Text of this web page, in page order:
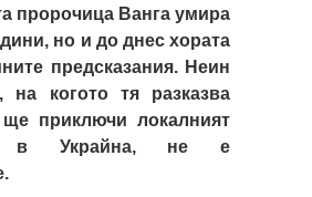
пророчица Ванга умира
но и до днес хората
предсказания. Неин
на когото тя разказва
ще приключи локалният
в Украйна, не е